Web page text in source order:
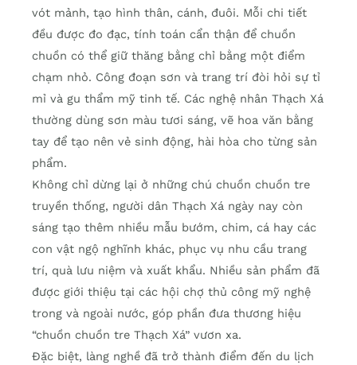
vót mảnh, tạo hình thân, cánh, đuôi. Mỗi chi tiết
đều được đo đạc, tính toán cẩn thận để chuồn
chuồn có thể giữ thăng bằng chỉ bằng một điểm
chạm nhỏ. Công đoạn sơn và trang trí đòi hỏi sự tỉ
mỉ và gu thẩm mỹ tinh tế. Các nghệ nhân Thạch Xá
thường dùng sơn màu tươi sáng, vẽ hoa văn bằng
tay để tạo nên vẻ sinh động, hài hòa cho từng sản
phẩm.
Không chỉ dừng lại ở những chú chuồn chuồn tre
truyền thống, người dân Thạch Xá ngày nay còn
sáng tạo thêm nhiều mẫu bướm, chim, cá hay các
con vật ngộ nghĩnh khác, phục vụ nhu cầu trang
trí, quà lưu niệm và xuất khẩu. Nhiều sản phẩm đã
được giới thiệu tại các hội chợ thủ công mỹ nghệ
trong và ngoài nước, góp phần đưa thương hiệu
“chuồn chuồn tre Thạch Xá” vươn xa.
Đặc biệt, làng nghề đã trở thành điểm đến du lịch